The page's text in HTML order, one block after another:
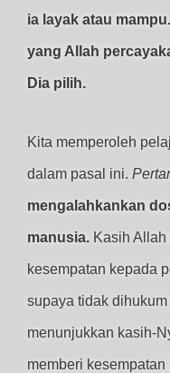
ia layak atau
yang Allah
Dia pilih.
Kita memperoleh
dalam pasal ini.
mengalahkankan
manusia. Kasih
kesempatan kepada
supaya tidak
menunjukkan kasih-
memberi